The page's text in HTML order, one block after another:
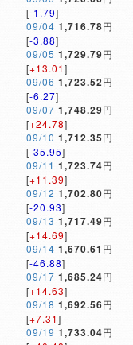
[-1.79]
09/04 1,716.78円
[-3.88]
09/05 1,729.79円
[+13.01]
09/06 1,723.52円
[-6.27]
09/07 1,748.29円
[+24.78]
09/10 1,712.35円
[-35.95]
09/11 1,723.74円
[+11.39]
09/12 1,702.80円
[-20.93]
09/13 1,717.49円
[+14.69]
09/14 1,670.61 円
[-46.88]
09/17 1,685.24円
[+14.63]
09/18 1,692.56円
[+7.31]
09/19 1,733.04円